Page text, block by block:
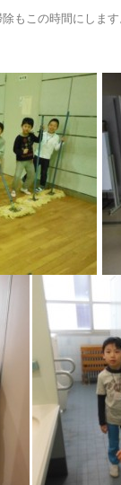
もこの時間にします